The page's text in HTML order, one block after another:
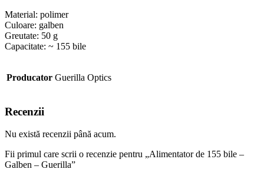
Material: polimer
Culoare: galben
Greutate: 50 g
Capacitate: ~ 155 bile
Producator Guerilla Optics
Recenzii
Nu există recenzii până acum.
Fii primul care scrii o recenzie pentru „Alimentator de 155 bile –
Galben – Guerilla”